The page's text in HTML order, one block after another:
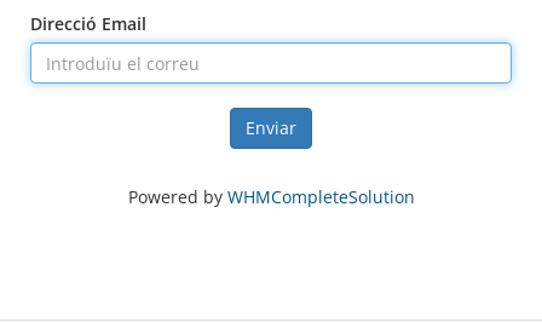
Direcció Email
Enviar
Powered by WHMCompleteSolution